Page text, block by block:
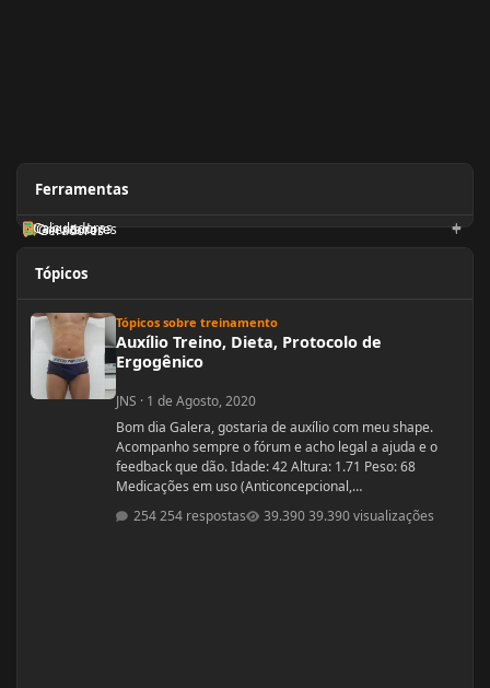
Ferramentas
Geradores
Orientadores
Calculadoras
Tópicos
Tópicos sobre treinamento
Auxílio Treino, Dieta, Protocolo de
Ergogênico
JNS · 1 de Agosto, 2020
Bom dia Galera, gostaria de auxílio com meu shape.
Acompanho sempre o fórum e acho legal a ajuda e o
feedback que dão. Idade: 42 Altura: 1.71 Peso: 68
Medicações em uso (Anticoncepcional,
antidepressivo,anti hipertensivo, etc...): nenhuma
Problemas de Saúde e história de cirurgias: nenhuma
254 respostas 39.390 visualizações